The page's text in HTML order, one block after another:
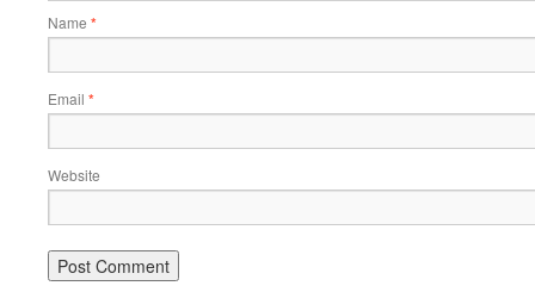
Name *
Email *
Website